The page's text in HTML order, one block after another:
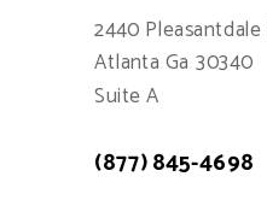
2440 Pleasantdale
Atlanta Ga 30340
Suite A
(877) 845-4698